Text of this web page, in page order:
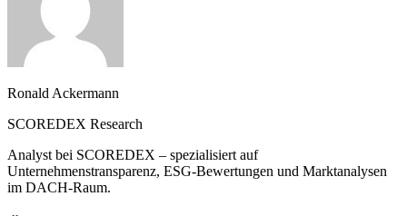
Ronald Ackermann
SCOREDEX Research
Analyst bei SCOREDEX – spezialisiert auf
Unternehmenstransparenz, ESG-Bewertungen und Marktanalysen
im DACH-Raum.